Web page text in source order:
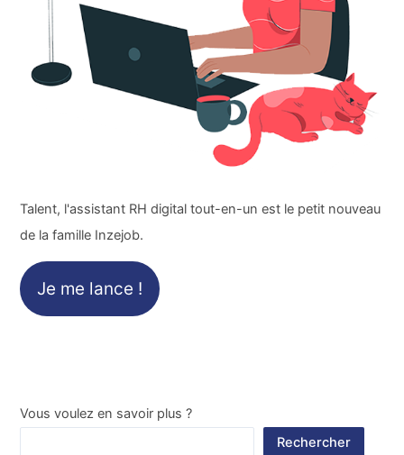
Talent, l'assistant RH digital tout-en-un est le petit nouveau
de la famille Inzejob.
Je me lance !
Vous voulez en savoir plus ?
Rechercher